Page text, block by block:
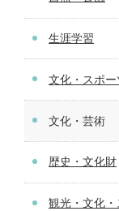
生涯学習
文化・スポ
文化・芸術
歴史・文化財
観光・文化・